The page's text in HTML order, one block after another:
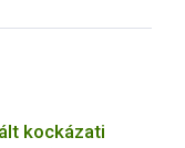
kockázati